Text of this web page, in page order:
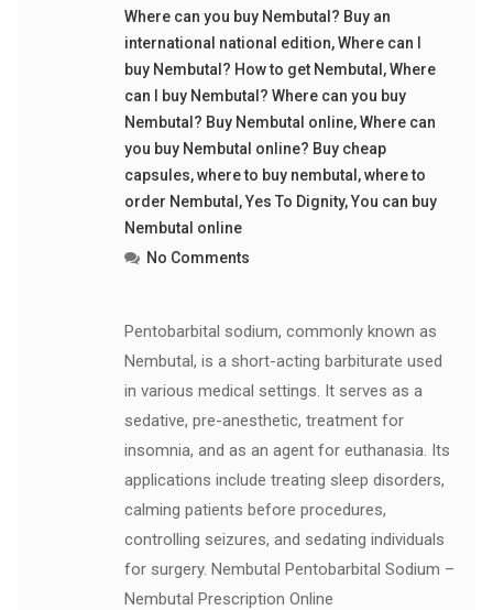
Where can you buy Nembutal? Buy an
international national edition,Where can I
buy Nembutal? How to get Nembutal ,Where
can I buy Nembutal? Where can you buy
Nembutal? Buy Nembutal online,Where can
you buy Nembutal online? Buy cheap
capsules,where to buy nembutal ,where to
order Nembutal ,Yes To Dignity,You can buy
Nembutal online
No Comments
Pentobarbital sodium, commonly known as
Nembutal, is a short-acting barbiturate used
in various medical settings. It serves as a
sedative, pre-anesthetic, treatment for
insomnia, and as an agent for euthanasia. Its
applications include treating sleep disorders,
calming patients before procedures,
controlling seizures, and sedating individuals
for surgery. Nembutal Pentobarbital Sodium –
Nembutal Prescription Online